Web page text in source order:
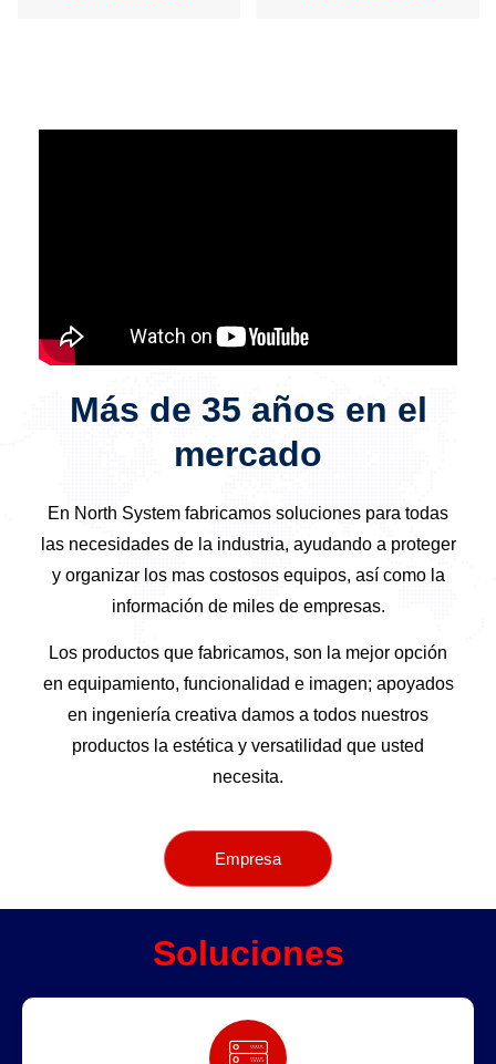
Más de 35 años en el
mercado
En North System fabricamos soluciones para todas
las necesidades de la industria, ayudando a proteger
y organizar los mas costosos equipos, así como la
información de miles de empresas.
Los productos que fabricamos, son la mejor opción
en equipamiento, funcionalidad e imagen; apoyados
en ingeniería creativa damos a todos nuestros
productos la estética y versatilidad que usted
necesita.
Empresa
Soluciones